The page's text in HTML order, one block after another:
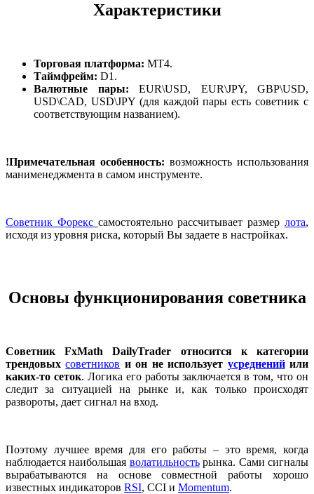
Характеристики
Торговая платформа: МТ4.
Таймфрейм: D1.
Валютные пары: EUR\USD, EUR\JPY, GBP\USD,
USD\CAD, USD\JPY (для каждой пары есть советник с
соответствующим названием).
!Примечательная особенность: возможность использования
манименеджмента в самом инструменте.
Советник Форекс самостоятельно рассчитывает размерлота,
исходя из уровня риска, который Вы задаете в настройках.
Основы функционирования советника
Советник FxMath DailyTrader относится к категории
трендовых советников и он не использует усредненийили
каких-то сеток. Логика его работы заключается в том, что он
следит за ситуацией на рынке и, как только происходят
развороты, дает сигнал на вход.
Поэтому лучшее время для его работы – это время, когда
наблюдается наибольшая волатильностьрынка. Сами сигналы
вырабатываются на основе совместной работы хорошо
известных индикаторов RSI, CCI и Momentum.